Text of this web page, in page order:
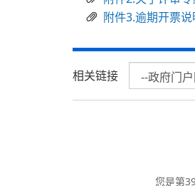
附件3.逾期开票
相关链接
您是第